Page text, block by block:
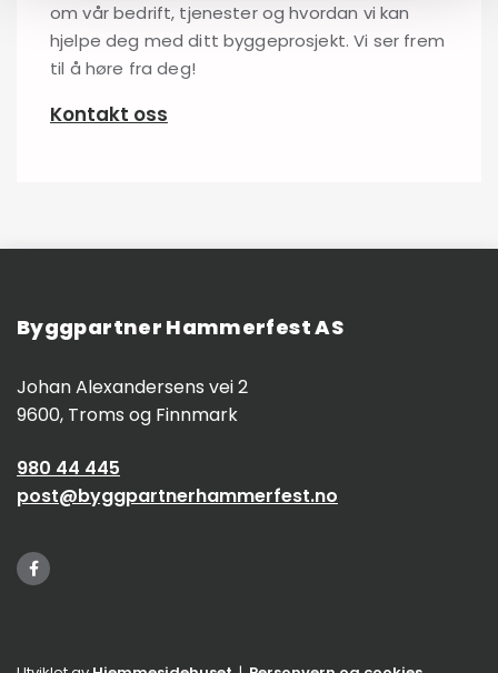
om vår bedrift, tjenester og hvordan vi kan
hjelpe deg med ditt byggeprosjekt. Vi ser frem
til å høre fra deg!
Kontakt oss
Byggpartner Hammerfest AS
Johan Alexandersens vei 2
9600, Troms og Finnmark
980 44 445
post@byggpartnerhammerfest.no